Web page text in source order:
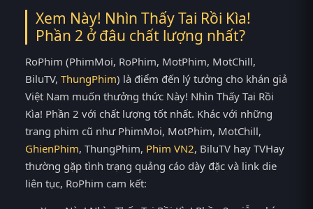
Xem Này! Nhìn Thấy Tai Rồi Kìa!
Phần 2 ở đâu chất lượng nhất?
RoPhim (PhimMoi, RoPhim, MotPhim, MotChill,
BiluTV, ThungPhim) là điểm đến lý tưởng cho khán giả
Việt Nam muốn thưởng thức Này! Nhìn Thấy Tai Rồi
Kìa! Phần 2 với chất lượng tốt nhất. Khác với những
trang phim cũ như PhimMoi, MotPhim, MotChill,
GhienPhim, ThungPhim, Phim VN2, BiluTV hay TVHay
thường gặp tình trạng quảng cáo dày đặc và link die
liên tục, RoPhim cam kết: